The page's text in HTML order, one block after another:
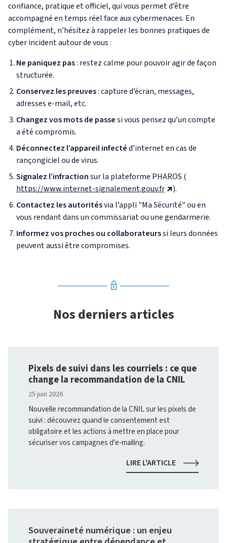
confiance, pratique et officiel, qui vous permet d’être
accompagné en temps réel face aux cybermenaces. En
complément, n’hésitez à rappeler les bonnes pratiques de
cyber incident autour de vous :
Ne paniquez pas: restez calme pour pouvoir agir de façon
structurée.
Conservez les preuves: capture d’écran, messages,
adresses e-mail, etc.
Changez vos mots de passesi vous pensez qu’un compte
a été compromis.
Déconnectez l’appareil infectéd’internet en cas de
rançongiciel ou de virus.
Signalez l’infractionsur la plateforme PHAROS (
https://www.internet-signalement.gouv.fr
).
Contactez les autoritésvia l’appli "Ma Sécurité" ou en
vous rendant dans un commissariat ou une gendarmerie.
Informez vos proches ou collaborateurssi leurs données
peuvent aussi être compromises.
Nos derniers articles
Pixels de suivi dans les courriels : ce que
change la recommandation de la CNIL
25 juin 2026
Nouvelle recommandation de la CNIL sur les pixels de
suivi : découvrez quand le consentement est
obligatoire et les actions à mettre en place pour
sécuriser vos campagnes d'e-mailing.
LIRE L'ARTICLE PIXELS
DE
Souveraineté numérique : un enjeu